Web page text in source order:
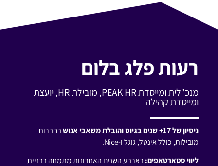
רעות פלג בלום
מנכ"לית ומייסדת PEAK HR, מובילת HR, יועצת
ומייסדת קהילה
ניסיון של 17+ שנים בגיוס והובלת משאבי אנוש
בחברות
מובילות, כולל אינטל, גוגל ו-Nice.
ליווי סטארטאפים:בארבע השנים האחרונות מתמחה בבניית